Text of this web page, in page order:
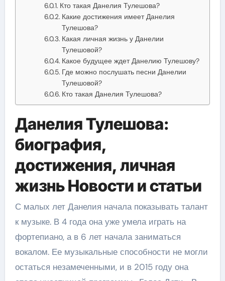
Кто такая Данелия Тулешова?
Какие достижения имеет Данелия
Тулешова?
Какая личная жизнь у Данелии
Тулешовой?
Какое будущее ждет Данелию Тулешову?
Где можно послушать песни Данелии
Тулешовой?
Кто такая Данелия Тулешова?
Данелия Тулешова:
биография,
достижения, личная
жизнь Новости и статьи
С малых лет Данелия начала показывать талант
к музыке. В 4 года она уже умела играть на
фортепиано, а в 6 лет начала заниматься
вокалом. Ее музыкальные способности не могли
остаться незамеченными, и в 2015 году она